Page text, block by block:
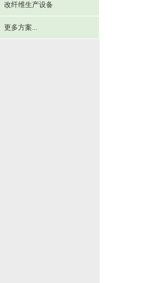
改纤维生产设备
更多方案...